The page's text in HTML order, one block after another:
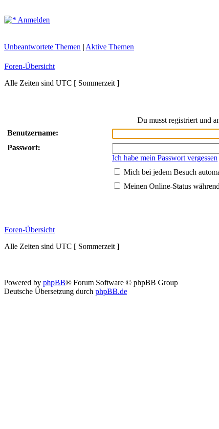
Anmelden
Unbeantwortete Themen | Aktive Themen
Foren-Übersicht
Alle Zeiten sind UTC [ Sommerzeit ]
Du musst registriert und
Benutzername:
Passwort:
Ich habe mein Passwort vergessen
Mich bei jedem Besuch
Meinen Online-Status
Foren-Übersicht
Alle Zeiten sind UTC [ Sommerzeit ]
Powered by phpBB® Forum Software © phpBB Group
Deutsche Übersetzung durch phpBB.de